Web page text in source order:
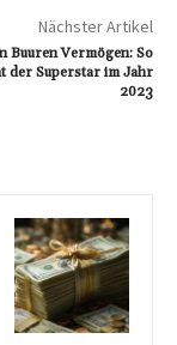
Nächster Artikel
Buuren Vermögen: So
der Superstar im Jahr
2023